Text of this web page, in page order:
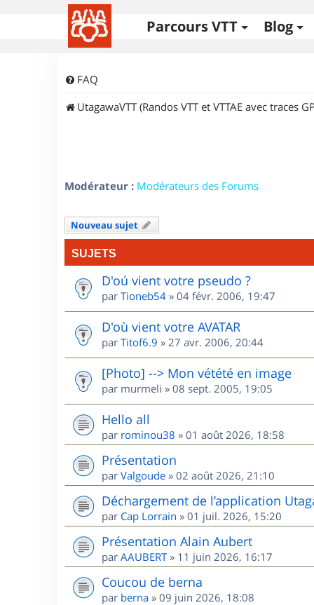
Parcours VTT Blog
FAQ
UtagawaVTT (Randos VTT et VTTAE avec traces
Modérateur : Modérateurs des Forums
Nouveau sujet
SUJETS
D'oú vient votre pseudo ?
par Tioneb54 » 04 févr. 2006, 19:47
D'où vient votre AVATAR
par Titof6.9 » 27 avr. 2006, 20:44
[Photo] --> Mon vétété en image
par murmeli » 08 sept. 2005, 19:05
Hello all
par rominou38 » 01 août 2026, 18:58
Présentation
par Valgoude » 02 août 2026, 21:10
Déchargement de l’application
par Cap Lorrain » 01 juil. 2026, 15:20
Présentation Alain Aubert
par AAUBERT» 11 juin 2026, 16:17
Coucou de berna
par berna » 09 juin 2026, 18:08